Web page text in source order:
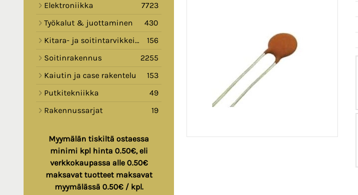
Elektroniikka
7723
Työkalut & juottaminen
430
Kitara- ja soitintarvikkeita
156
Soitinrakennus
2255
Kaiutin ja case rakentelu
153
Putkitekniikka
49
Rakennussarjat
19
Myymälän tiskiltä ostaessa
minimi kpl hinta 0.50€, eli
verkkokaupassa alle 0.50€
maksavat tuotteet maksavat
myymälässä 0.50€ / kpl.